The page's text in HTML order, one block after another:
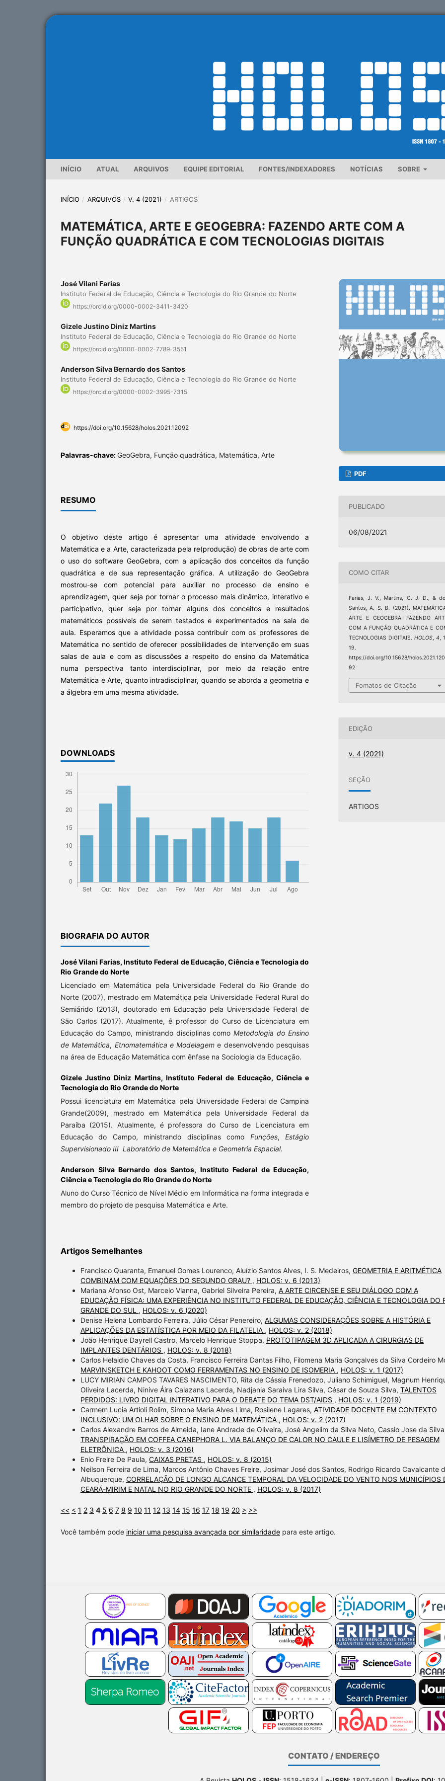
INÍCIO ATUAL ARQUIVOS EQUIPE EDITORIAL FONTES/INDEXADORES NOTÍCIAS SOBRE
INÍCIO / ARQUIVOS / V. 4 (2021) / ARTIGOS
MATEMÁTICA, ARTE E GEOGEBRA: FAZENDO ARTE COM A
FUNÇÃO QUADRÁTICA E COM TECNOLOGIAS DIGITAIS
José Vilani Farias
Instituto Federal de Educação, Ciência e Tecnologia do Rio Grande do Norte
https://orcid.org/0000-0002-3411-3420
Gizele Justino Diniz Martins
Instituto Federal de Educação, Ciência e Tecnologia do Rio Grande do Norte
https://orcid.org/0000-0002-7789-3551
Anderson Silva Bernardo dos Santos
Instituto Federal de Educação, Ciência e Tecnologia do Rio Grande do Norte
https://orcid.org/0000-0002-3995-7315
https://doi.org/10.15628/holos.2021.12092
Palavras-chave: GeoGebra, Função quadrática, Matemática, Arte
RESUMO
O objetivo deste artigo é apresentar uma atividade envolvendo a
Matemática e a Arte, caracterizada pela re(produção) de obras de arte com
o uso do software GeoGebra, com a aplicação dos conceitos da função
quadrática e de sua representação gráfica. A utilização do GeoGebra
mostrou-se com potencial para auxiliar no processo de ensino e
aprendizagem, quer seja por tornar o processo mais dinâmico, interativo e
participativo, quer seja por tornar alguns dos conceitos e resultados
matemáticos possíveis de serem testados e experimentados na sala de
aula. Esperamos que a atividade possa contribuir com os professores de
Matemática no sentido de oferecer possibilidades de intervenção em suas
salas de aula e com as discussões a respeito do ensino da Matemática
numa perspectiva tanto interdisciplinar, por meio da relação entre
Matemática e Arte, quanto intradisciplinar, quando se aborda a geometria e
a álgebra em uma mesma atividade.
DOWNLOADS
BIOGRAFIA DO AUTOR
José Vilani Farias,Instituto Federal de Educação, Ciência e Tecnologia do
Rio Grande do Norte
Licenciado em Matemática pela Universidade Federal do Rio Grande do
Norte (2007), mestrado em Matemática pela Universidade Federal Rural do
Semiárido (2013), doutorado em Educação pela Universidade Federal de
São Carlos (2017). Atualmente, é professor do Curso de Licenciatura em
Educação do Campo, ministrando disciplinas comoMetodologia do Ensino
de Matemática, Etnomatemática e Modelagem e desenvolvendo pesquisas
na área de Educação Matemática com ênfase na Sociologia da Educação.
Gizele Justino Diniz Martins, Instituto Federal de Educação, Ciência e
Tecnologia do Rio Grande do Norte
Possui licenciatura em Matemática pela Universidade Federal de Campina
Grande(2009), mestrado em Matemática pela Universidade Federal da
Paraíba (2015). Atualmente, é professora do Curso de Licenciatura em
Educação do Campo, ministrando disciplinas como Funções,Estágio
Supervisionado III Laboratório de Matemática e Geometria Espacial.
Anderson Silva Bernardo dos Santos, Instituto Federal de Educação,
Ciência e Tecnologia do Rio Grande do Norte
Aluno do Curso Técnico de Nível Médio em Informática na forma integrada e
membro do projeto de pesquisa Matemática e Arte.
PDF
PUBLICADO
06/08/2021
COMO CITAR
Farias, J. V., Martins, G. J. D., &
Santos, A. S. B. (2021).
ARTE E GEOGEBRA: FAZENDO
COM A FUNÇÃO QUADRÁTICA E
TECNOLOGIAS DIGITAIS. HOLOS 4 ,
19.
https://doi.org/10.15628/holos.2021.120
92
Fomatos de Citação
EDIÇÃO
v. 4 (2021)
SEÇÃO
ARTIGOS
Artigos Semelhantes
Francisco Quaranta, Emanuel Gomes Lourenco, Aluízio Santos Alves, I. S. Medeiros, GEOMETRIA E ARITMÉTICA
COMBINAM COM EQUAÇÕES DO SEGUNDO GRAU? , HOLOS: v. 6 (2013)
Mariana Afonso Ost, Marcelo Vianna, Gabriel Silveira Pereira, A ARTE CIRCENSE E SEU DIÁLOGO COM A
EDUCAÇÃO FÍSICA: UMA EXPERIÊNCIA NO INSTITUTO FEDERAL DE EDUCAÇÃO, CIÊNCIA E TECNOLOGIA DO
GRANDE DO SUL , HOLOS: v. 6 (2020)
Denise Helena Lombardo Ferreira, Júlio César Penereiro, ALGUMAS CONSIDERAÇÕES SOBRE A HISTÓRIA E
APLICAÇÕES DA ESTATÍSTICA POR MEIO DA FILATELIA , HOLOS: v. 2 (2018)
João Henrique Dayrell Castro, Marcelo Henrique Stoppa, PROTOTIPAGEM 3D APLICADA A CIRURGIAS DE
IMPLANTES DENTÁRIOS , HOLOS: v. 8 (2018)
Carlos Helaidio Chaves da Costa, Francisco Ferreira Dantas Filho, Filomena Maria Gonçalves da Silva Cordeiro
MARVINSKETCH E KAHOOT COMO FERRAMENTAS NO ENSINO DE ISOMERIA , HOLOS: v. 1 (2017)
LUCY MIRIAN CAMPOS TAVARES NASCIMENTO, Rita de Cássia Frenedozo, Juliano Schimiguel, Magnum
Oliveira Lacerda, Ninive Áira Calazans Lacerda, Nadjania Saraiva Lira Silva, César de Souza Silva, TALENTOS
PERDIDOS: LIVRO DIGITAL INTERATIVO PARA O DEBATE DO TEMA DST/AIDS , HOLOS: v. 1 (2019)
Carmem Lucia Artioli Rolim, Simone Maria Alves Lima, Rosilene Lagares, ATIVIDADE DOCENTE EM CONTEXTO
INCLUSIVO: UM OLHAR SOBRE O ENSINO DE MATEMÁTICA , HOLOS: v. 2 (2017)
Carlos Alexandre Barros de Almeida, Iane Andrade de Oliveira, José Angelim da Silva Neto, Cassio Jose da
TRANSPIRAÇÃO EM COFFEA CANEPHORA L. VIA BALANÇO DE CALOR NO CAULE E LISÍMETRO DE PESAGEM
ELETRÔNICA , HOLOS: v. 3 (2016)
Enio Freire De Paula, CAIXAS PRETAS , HOLOS: v. 8 (2015)
Neilson Ferreira de Lima, Marcos Antônio Chaves Freire, Josimar José dos Santos, Rodrigo Ricardo Cavalcante
Albuquerque, CORRELAÇÃO DE LONGO ALCANCE TEMPORAL DA VELOCIDADE DO VENTO NOS MUNICÍPIOS
CEARÁ-MIRIM E NATAL NO RIO GRANDE DO NORTE , HOLOS: v. 8 (2017)
<< < 1 2 3 4 5 6 7 8 9 10 11 12 13 14 15 16 17 18 19 20 > >>
Você também pode iniciar uma pesquisa avançada por similaridade para este artigo.
CONTATO / ENDEREÇO